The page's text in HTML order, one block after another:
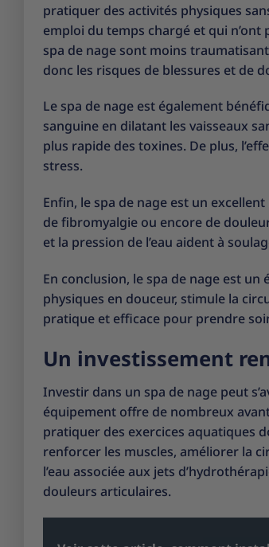
pratiquer des activités physiques
emploi du temps chargé et qui n’ont
spa de nage sont moins
donc les risques de blessures et de
Le spa de nage est également
sanguine en dilatant les vaisseaux
plus rapide des toxines. De plus,
stress.
Enfin, le spa de nage est un
de fibromyalgie ou encore de
et la pression de l’eau aident à
En conclusion, le spa de nage est
physiques en douceur, stimule la
pratique et efficace pour prendre
Un investissement
Investir dans un spa de nage peut
équipement offre de nombreux
pratiquer des exercices aquatiques
renforcer les muscles, améliorer la
l’eau associée aux jets
douleurs articulaires.